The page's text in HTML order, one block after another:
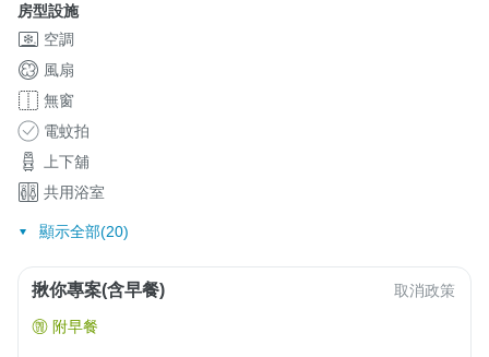
房型設施
空調
風扇
無窗
電蚊拍
上下舖
共用浴室
顯示全部(20)
揪你專案(含早餐) 取消政策
附早餐